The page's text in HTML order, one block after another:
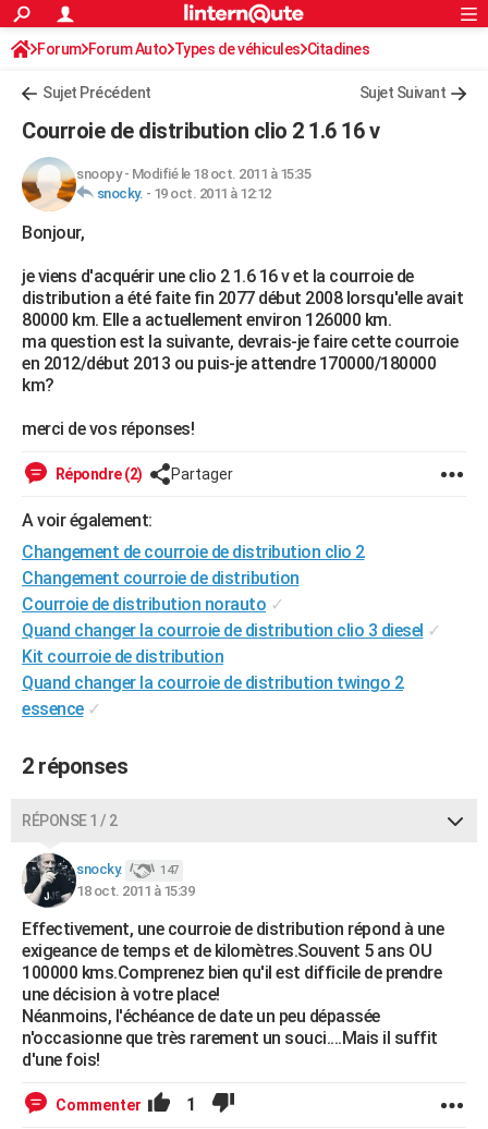
ACTUALITÉS
Politique
Société
Faits Divers
Education
Monde
Villes
+
FINANCE
Retraite
Impôts
Epargne
Immobilier
Risques naturels par ville
Banque
Assurance
Crédit
AUTO
Essais
Réserver un essai
Citadines
Berlines
SUV
Forum auto
+HIGH-TECH
Mobiles
Meilleur smartphone
Internet
Ordinateurs
Jeux vidéo
Guide high-tech
+BRICOLAGE
Forum
Aménagement intérieur
Extérieur
Cuisine
Salle de bains
Jardinage
Rangement
WEEK-END
Guides de France
Escapades
Patrimoine
Expositions
Musées
Week-end nature
+LIFESTYLE
Art de vivre
Bien-être
Loisirs
Modes de vie
SANTE
Alimentation
Guide de la santé
Maladies
Médicaments
Sommeil
VOYAGE
Destinations
City break
Voyage nature
Voyage de noces
Forum
Climat
PHOTO
GUIDES D'ACHAT
BONS PLANS
CARTE DE VOEUX
Carte de Noël
Carte Bonne année
Carte Saint-Valentin
Carte Pâques
Carte d'anniversaire
DICTIONNAIRE
COPAINS D'AVANT
S'inscrire
Se connecter
Lycées
Collèges
Primaires
Universités
Entreprises
Service militaire
Avis de recherche
AVIS DE DÉCÈS
FORUM
Bricolage
Lifestyle
Culture
Sport
Auto
Television
Voyage
Cinema
S'inscrire
Connexion
Forum Forum Auto Types de véhicules Citadines
Sujet Précédent Sujet Suivant
Courroie de distribution clio 2 1.6 16 v
snoopy- Modifié le 18 oct. 2011 à 15:35
snocky. - 19 oct. 2011 à 12:12
Bonjour,
je viens d'acquérir une clio 2 1.6 16 v et la courroie de
distribution a été faite fin 2077 début 2008 lorsqu'elle avait
80000 km. Elle a actuellement environ 126000 km.
ma question est la suivante, devrais-je faire cette courroie
en 2012/début 2013 ou puis-je attendre 170000/180000
km?
merci de vos réponses!
Répondre (2) Partager
A voir également:
Changement de courroie de distribution clio 2
Changement courroie de distribution
Courroie de distribution norauto ✓
Quand changer la courroie de distribution clio 3 diesel ✓
Kit courroie de distribution
Quand changer la courroie de distribution twingo 2
essence ✓
2 réponses
RÉPONSE 1 / 2
snocky. 147
18 oct. 2011 à 15:39
Effectivement, une courroie de distribution répond à une
exigeance de temps et de kilomètres.Souvent 5 ans OU
100000 kms.Comprenez bien qu'il est difficile de prendre
une décision à votre place!
Néanmoins, l'échéance de date un peu dépassée
n'occasionne que très rarement un souci....Mais il suffit
d'une fois!
Commenter 1